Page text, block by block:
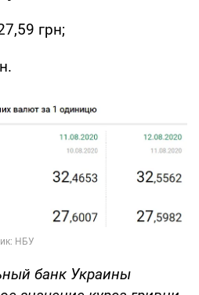
грн;
банк Украины